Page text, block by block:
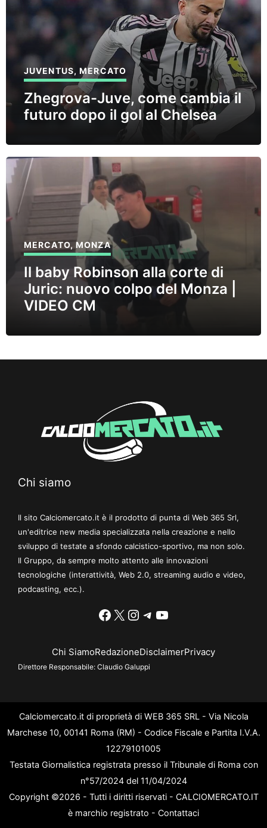
JUVENTUS,MERCATO
Zhegrova-Juve, come cambia il
futuro dopo il gol al Chelsea
MERCATO,MONZA
Il baby Robinson alla corte di
Juric: nuovo colpo del Monza |
VIDEO CM
Chi siamo
Il sito Calciomercato.it è il prodotto di punta di Web 365 Srl,
un'editrice new media specializzata nella creazione e nello
sviluppo di testate a sfondo calcistico-sportivo, ma non solo.
Il Gruppo, da sempre molto attento alle innovazioni
tecnologiche (interattività, Web 2.0, streaming audio e video,
podcasting, ecc.).
Facebook
X Instagram
Telegram
YouTube
Chi SiamoRedazioneDisclaimerPrivacy
Direttore Responsabile: Claudio Galuppi
Calciomercato.it di proprietà di WEB 365 SRL - Via Nicola
Marchese 10, 00141 Roma (RM) - Codice Fiscale e Partita I.V.A.
12279101005
Testata Giornalistica registrata presso il Tribunale di Roma con
n°57/2024 del 11/04/2024
Copyright ©2026 - Tutti i diritti riservati - CALCIOMERCATO.IT
è marchio registrato - Contattaci